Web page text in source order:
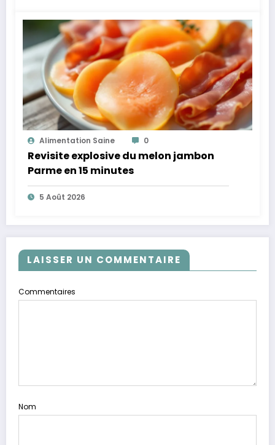
Alimentation Saine 0
Revisite explosive du melon jambon
Parme en 15 minutes
5 Août 2026
LAISSER UN COMMENTAIRE
Commentaires
Nom